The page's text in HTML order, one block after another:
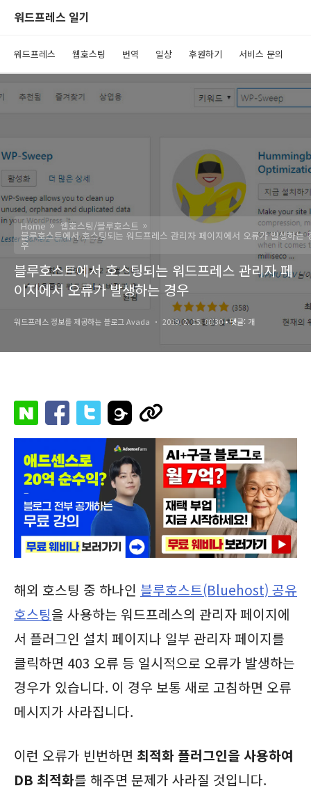
워드프레스 일기
워드프레스 웹호스팅 번역 일상 후원하기 서비스 문의
Home 웹호스팅/블루호스트
블루호스트에서 호스팅되는 워드프레스 관리자 페이지에서 오류가 발생하는
우
블루호스트에서 호스팅되는 워드프레스 관리자 페
이지에서 오류가 발생하는 경우
워드프레스 정보를 제공하는 블로그 Avada 2019. 2. 15. 00:30 • 댓글: 개
해외 호스팅 중 하나인 블루호스트(Bluehost) 공유
호스팅을 사용하는 워드프레스의 관리자 페이지에
서 플러그인 설치 페이지나 일부 관리자 페이지를
클릭하면 403 오류 등 일시적으로 오류가 발생하는
경우가 있습니다. 이 경우 보통 새로 고침하면 오류
메시지가 사라집니다.
이런 오류가 빈번하면 최적화 플러그인을 사용하여
DB 최적화를 해주면 문제가 사라질 것입니다.